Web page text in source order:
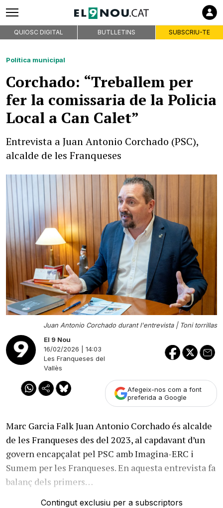
QUIOSC DIGITAL BUTLLETINS SUBSCRIU-TE
Política municipal
Corchado: “Treballem per
fer la comissaria de la Policia
Local a Can Calet”
Entrevista a Juan Antonio Corchado (PSC),
alcalde de les Franqueses
Juan Antonio Corchado durant l'entrevista | Toni torrillas
El 9 Nou
16/02/2026 | 14:03
Les Franqueses del
Vallès
Afegeix-nos com a font
preferida a Google
Marc Garcia Falk Juan Antonio Corchado és alcalde
de les Franqueses des del 2023, al capdavant d’un
govern encapçalat pel PSC amb Imagina-ERC i
Sumem per les Franqueses. En aquesta entrevista fa
balanç dels primers…
Contingut exclusiu per a subscriptors